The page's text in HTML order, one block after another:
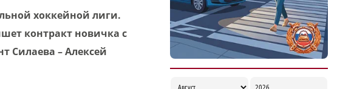
хоккейной лиги.
контракт новичка с
Силаева – Алексей